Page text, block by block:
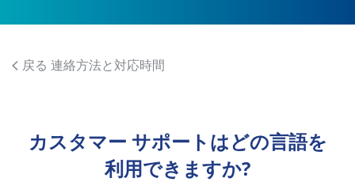
戻る 連絡方法と対応時間
カスタマー サポートはどの言語を
利用できますか?